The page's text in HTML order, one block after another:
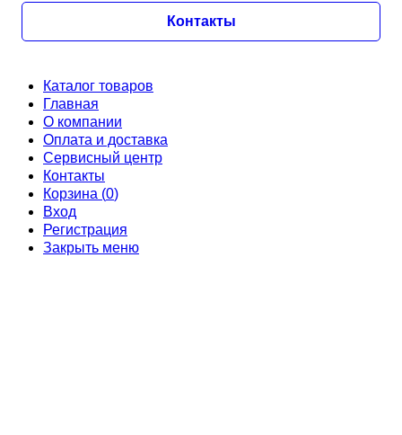
Контакты
Каталог товаров
Главная
О компании
Оплата и доставка
Сервисный центр
Контакты
Корзина (0)
Вход
Регистрация
Закрыть меню